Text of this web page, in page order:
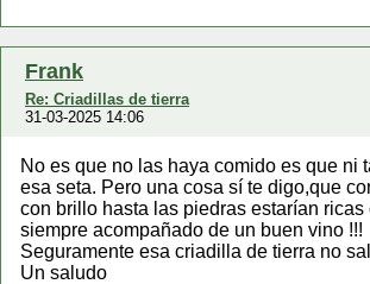
Frank
Re: Criadillas de tierra
31-03-2025 14:06
No es que no las haya comido es que ni
esa seta. Pero una cosa sí te digo,que
con brillo hasta las piedras estarían
siempre acompañado de un buen vino !!!
Seguramente esa criadilla de tierra no
Un saludo